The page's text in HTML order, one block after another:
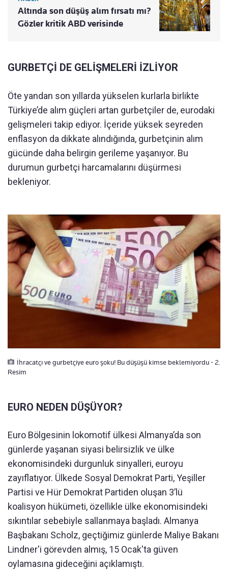
Altında son düşüş alım fırsatı mı?
Gözler kritik ABD verisinde
GURBETÇİ DE GELİŞMELERİ İZLİYOR
Öte yandan son yıllarda yükselen kurlarla birlikte
Türkiye’de alım güçleri artan gurbetçiler de, eurodaki
gelişmeleri takip ediyor. İçeride yüksek seyreden
enflasyon da dikkate alındığında, gurbetçinin alım
gücünde daha belirgin gerileme yaşanıyor. Bu
durumun gurbetçi harcamalarını düşürmesi
bekleniyor.
İhracatçı ve gurbetçiye euro şoku! Bu düşüşü kimse beklemiyordu - 2.
Resim
EURO NEDEN DÜŞÜYOR?
Euro Bölgesinin lokomotif ülkesi Almanya’da son
günlerde yaşanan siyasi belirsizlik ve ülke
ekonomisindeki durgunluk sinyalleri, euroyu
zayıflatıyor. Ülkede Sosyal Demokrat Parti, Yeşiller
Partisi ve Hür Demokrat Partiden oluşan 3’lü
koalisyon hükümeti, özellikle ülke ekonomisindeki
sıkıntılar sebebiyle sallanmaya başladı. Almanya
Başbakanı Scholz, geçtiğimiz günlerde Maliye Bakanı
Lindner'i görevden almış, 15 Ocak'ta güven
oylamasına gideceğini açıklamıştı.